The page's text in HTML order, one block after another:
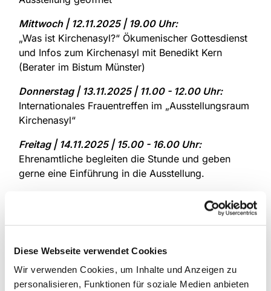
Diese Webseite verwendet Cookies
Wir verwenden Cookies, um Inhalte und Anzeigen zu
personalisieren, Funktionen für soziale Medien anbieten
Mittwoch | 12.11.2025 | 19.00 Uhr:
„Was ist Kirchenasyl?“ Ökumenischer Gottesdienst
und Infos zum Kirchenasyl mit Benedikt Kern
(Berater im Bistum Münster)
Donnerstag | 13.11.2025 | 11.00 - 12.00 Uhr:
Internationales Frauentreffen im „Ausstellungsraum
Kirchenasyl“
Freitag | 14.11.2025 | 15.00 - 16.00 Uhr:
Ehrenamtliche begleiten die Stunde und geben
gerne eine Einführung in die Ausstellung.
Ehrenamtliche begleiten die Stunde und geben
gerne eine Einführung in die Ausstellung.
Sonntag | 16.11.2025 | 11.00 Uhr:
Friedensgottesdienst – Betroffene berichten
anschließend Stehcafé im „Ausstellungsraum